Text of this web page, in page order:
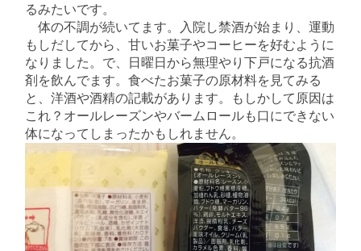
るみたいです。
体の不調が続いてます。入院し禁酒が始まり、運動
もしだしてから、甘いお菓子やコーヒーを好むように
なりました。で、日曜日から無理やり下戸になる抗酒
剤を飲んでます。食べたお菓子の原材料を見てみる
と、洋酒や酒精の記載があります。もしかして原因は
これ？オールレーズンやバームロールも口にできない
体になってしまったかもしれません。